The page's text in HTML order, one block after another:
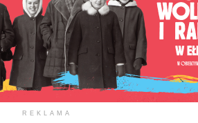
REKLAMA